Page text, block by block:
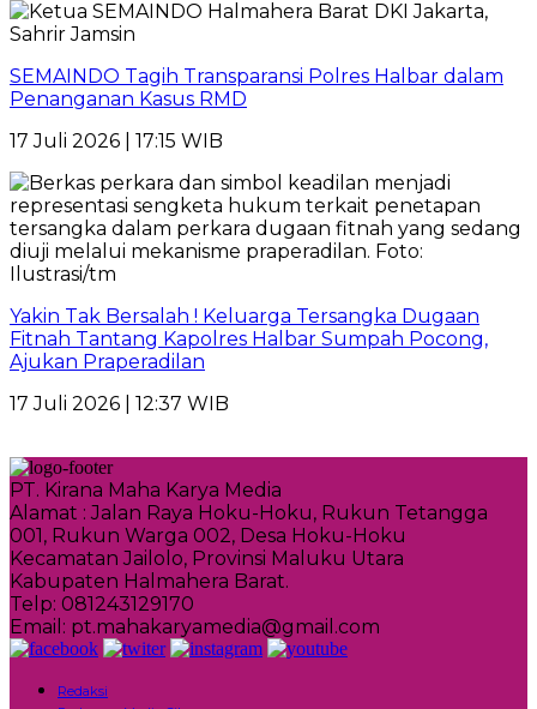
SEMAINDO Tagih Transparansi Polres Halbar dalam
Penanganan Kasus RMD
17 Juli 2026 | 17:15 WIB
Yakin Tak Bersalah ! Keluarga Tersangka Dugaan
Fitnah Tantang Kapolres Halbar Sumpah Pocong,
Ajukan Praperadilan
17 Juli 2026 | 12:37 WIB
PT. Kirana Maha Karya Media
Alamat : Jalan Raya Hoku-Hoku, Rukun Tetangga
001, Rukun Warga 002, Desa Hoku-Hoku
Kecamatan Jailolo, Provinsi Maluku Utara
Kabupaten Halmahera Barat.
Telp: 081243129170
Email: pt.mahakaryamedia@gmail.com
Redaksi